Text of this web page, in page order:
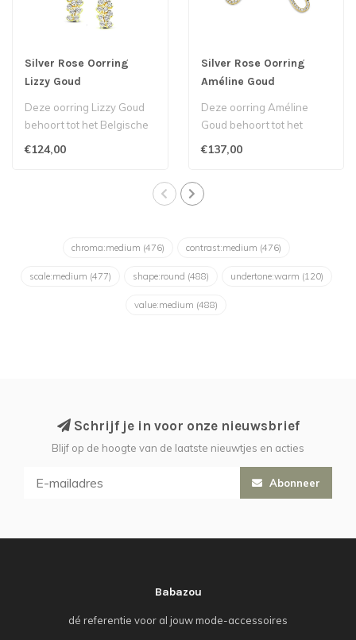
Silver Rose Oorring
Lizzy Goud
Deze oorring Lizzy Goud
behoort tot het Belgische
€124,00
Silver Rose Oorring
Améline Goud
Deze oorring Améline
Goud behoort tot het
€137,00
chroma:medium (476) contrast:medium (476)
scale:medium (477) shape:round (488) undertone:warm (120)
value:medium (488)
Schrijf je in voor onze nieuwsbrief
Blijf op de hoogte van de laatste nieuwtjes en acties
Abonneer
Babazou
dé referentie voor al jouw mode-accessoires